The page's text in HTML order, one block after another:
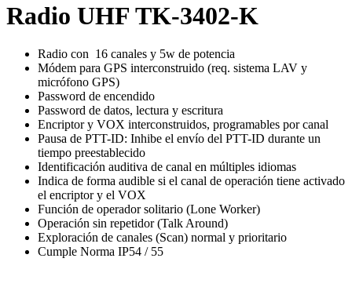
Radio UHF TK-3402-K
Radio con 16 canales y 5w de potencia
Módem para GPS interconstruido (req. sistema LAV y
micrófono GPS)
Password de encendido
Password de datos, lectura y escritura
Encriptor y VOX interconstruidos, programables por canal
Pausa de PTT-ID: Inhibe el envío del PTT-ID durante un
tiempo preestablecido
Identificación auditiva de canal en múltiples idiomas
Indica de forma audible si el canal de operación tiene activado
el encriptor y el VOX
Función de operador solitario (Lone Worker)
Operación sin repetidor (Talk Around)
Exploración de canales (Scan) normal y prioritario
Cumple Norma IP54 / 55